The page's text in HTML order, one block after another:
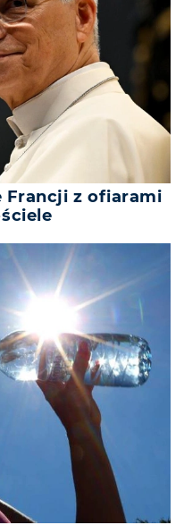
Francji z ofiarami